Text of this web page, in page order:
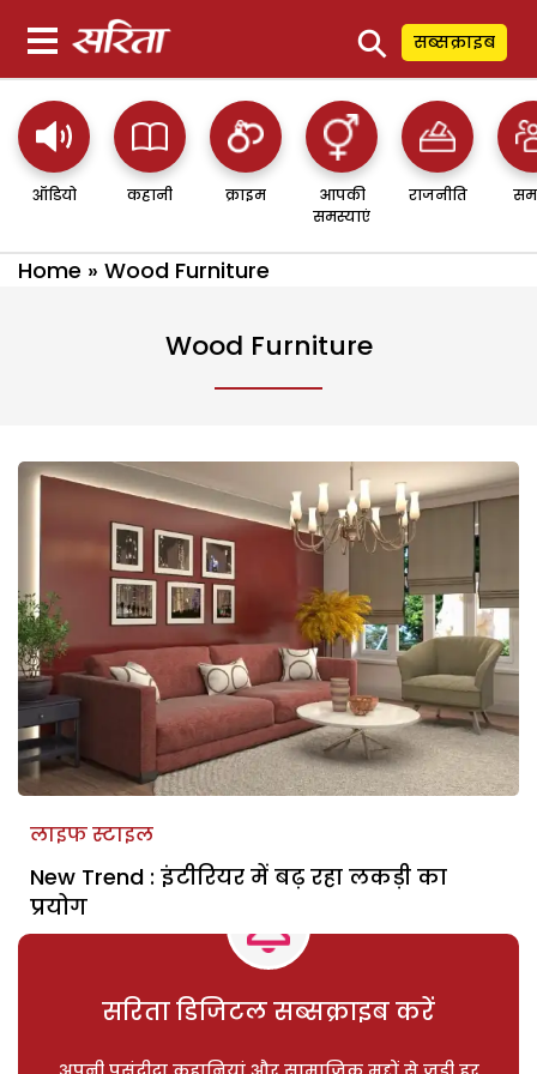
⚲ सब्सक्राइब
ऑडियो कहानी क्राइम
आपकी
समस्याएं
राजनीति
Home » Wood Furniture
Wood Furniture
लाइफ स्टाइल
New Trend : इंटीरियर में बढ़ रहा लकड़ी का
प्रयोग
सरिता डिजिटल सब्सक्राइब करें